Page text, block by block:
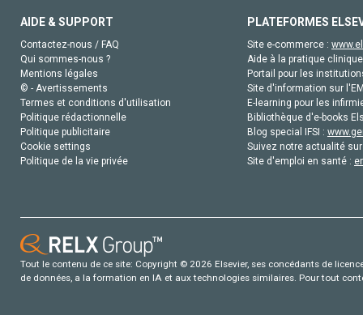
AIDE & SUPPORT
Contactez-nous / FAQ
Qui sommes-nous ?
Mentions légales
© - Avertissements
Termes et conditions d'utilisation
Politique rédactionnelle
Politique publicitaire
Cookie settings
Politique de la vie privée
PLATEFORMES
Site e-commerce :
Aide à la pratique
Portail pour les
Site d'information sur
E-learning pour les
Bibliothèque d'e-books
Blog special IFSI :
Suivez notre actualité
Site d'emploi en santé :
Tout le contenu de ce site: Copyright © 2026 Elsevier, ses concédants de
de données, a la formation en IA et aux technologies similaires. Pour tout